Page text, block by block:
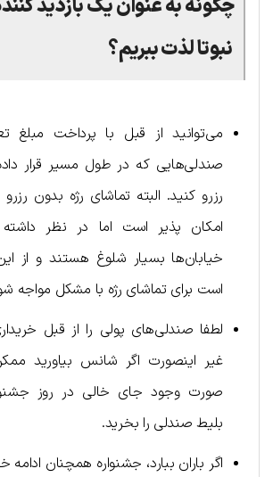
چگونه به عنوان یک بازدید
نبوتا لذت ببریم؟
می‌توانید از قبل با پرداخت مبلغ
صندلی‌هایی که در طول مسیر قرار
رزرو کنید. البته تماشای رژه بدون
امکان پذیر است اما در نظر
خیابان‌ها بسیار شلوغ هستند و از
است برای تماشای رژه با مشکل مواجه
لطفا صندلی‌های پولی را از قبل
غیر اینصورت اگر شانس بیاورید
صورت وجود جای خالی در روز
بلیط صندلی را بخرید.
اگر باران ببارد، جشنواره همچنان